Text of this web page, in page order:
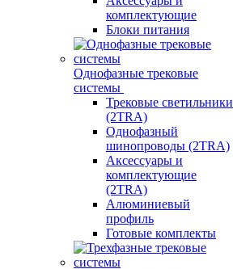
комплектующие
Блоки питания
Однофазные трековые
системы
Трековые светильники
(2TRA)
Однофазный
шинопроводы (2TRA)
Аксессуары и
комплектующие
(2TRA)
Алюминиевый
профиль
Готовые комплекты